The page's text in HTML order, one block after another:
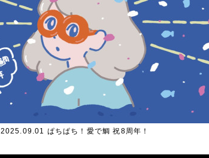
2025.09.01 ぱちぱち！愛で鯛 祝8周年！